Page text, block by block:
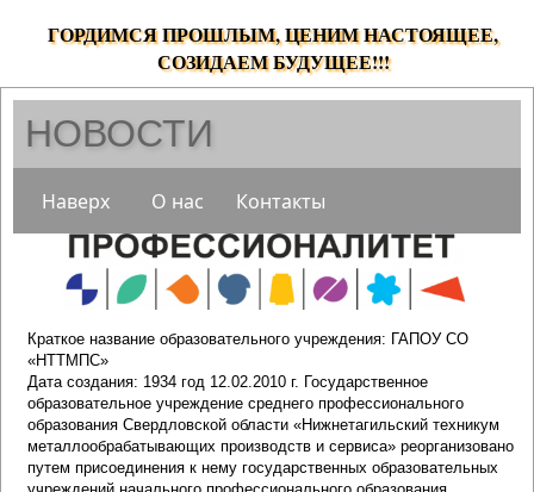
ГОРДИМСЯ ПРОШЛЫМ, ЦЕНИМ НАСТОЯЩЕЕ,
СОЗИДАЕМ БУДУЩЕЕ!!!